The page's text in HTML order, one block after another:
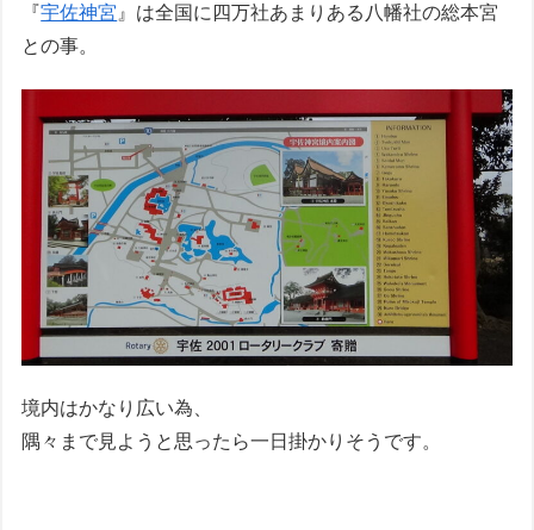
『宇佐神宮 』は全国に四万社あまりある八幡社の総本宮
との事。
境内はかなり広い為、
隅々まで見ようと思ったら一日掛かりそうです。